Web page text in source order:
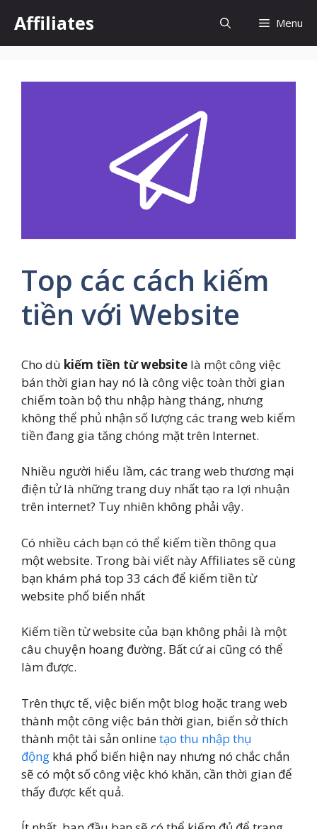
đến
nội
Affiliates Menu
Top các cách kiếm
tiền với Website
Cho dù kiếm tiền từ website là một công việc
bán thời gian hay nó là công việc toàn thời gian
chiếm toàn bộ thu nhập hàng tháng, nhưng
không thể phủ nhận số lượng các trang web kiếm
tiền đang gia tăng chóng mặt trên Internet.
Nhiều người hiểu lầm, các trang web thương mại
điện tử là những trang duy nhất tạo ra lợi nhuận
trên internet? Tuy nhiên không phải vậy.
Có nhiều cách bạn có thể kiếm tiền thông qua
một website. Trong bài viết này Affiliates sẽ cùng
bạn khám phá top 33 cách để kiếm tiền từ
website phổ biến nhất
Kiếm tiền từ website của bạn không phải là một
câu chuyện hoang đường. Bất cứ ai cũng có thể
làm được.
Trên thực tế, việc biến một blog hoặc trang web
thành một công việc bán thời gian, biến sở thích
thành một tài sản onlinetạo thu nhập thụ
động khá phổ biến hiện nay nhưng nó chắc chắn
sẽ có một số công việc khó khăn, cần thời gian để
thấy được kết quả.